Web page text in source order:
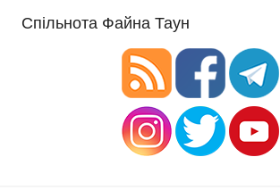
Спільнота Файна Таун